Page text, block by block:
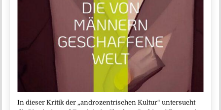
In dieser Kritik der „androzentrischen Kultur“ untersucht